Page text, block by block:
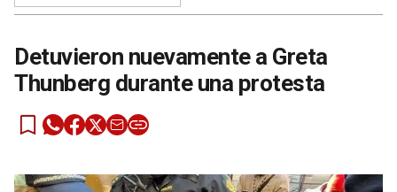
Detuvieron nuevamente a Greta
Thunberg durante una protesta